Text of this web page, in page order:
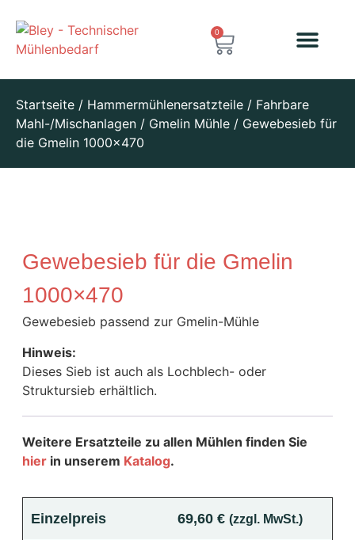
0
Startseite / Hammermühlenersatzteile / Fahrbare
Mahl-/Mischanlagen / Gmelin Mühle / Gewebesieb für
die Gmelin 1000×470
Gewebesieb für die Gmelin
1000×470
Gewebesieb passend zur Gmelin-Mühle
Hinweis:
Dieses Sieb ist auch als Lochblech- oder
Struktursieb erhältlich.
Weitere Ersatzteile zu allen Mühlen finden Sie
hier in unserem Katalog.
Einzelpreis 69,60 € (zzgl. MwSt.)